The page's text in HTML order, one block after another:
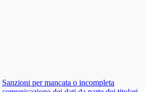
Sanzioni per mancata o incompleta